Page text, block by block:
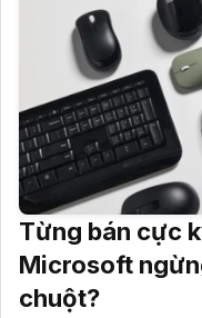
Từng bán cực
Microsoft
chuột?